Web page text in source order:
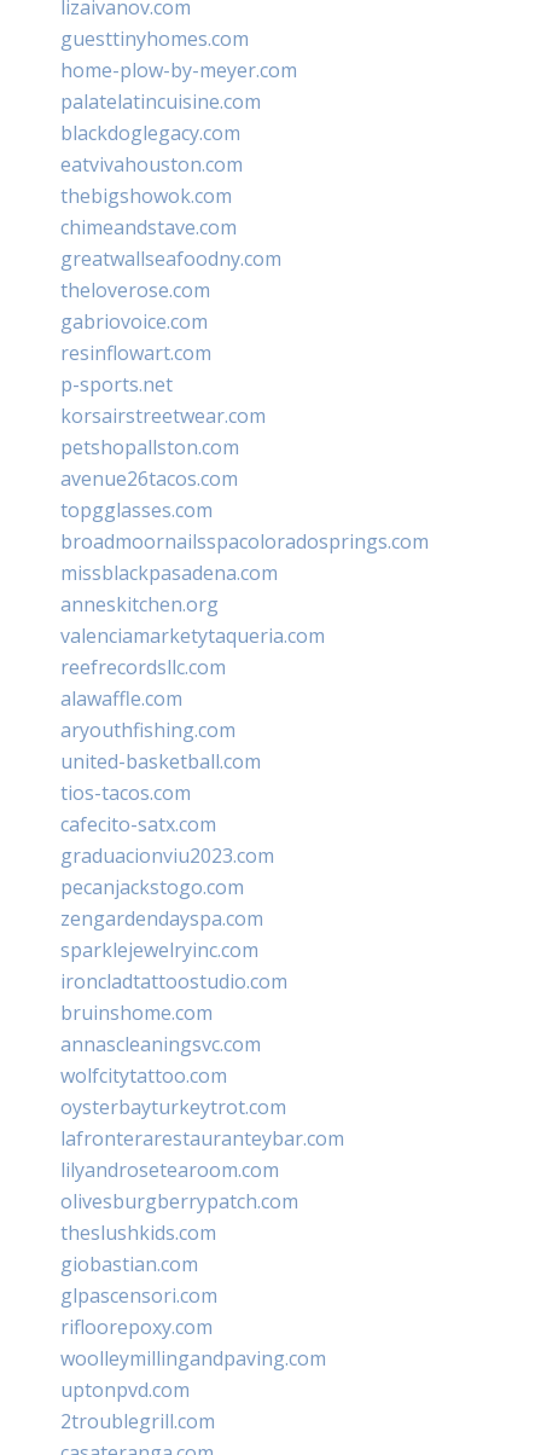
lizaivanov.com
guesttinyhomes.com
home-plow-by-meyer.com
palatelatincuisine.com
blackdoglegacy.com
eatvivahouston.com
thebigshowok.com
chimeandstave.com
greatwallseafoodny.com
theloverose.com
gabriovoice.com
resinflowart.com
p-sports.net
korsairstreetwear.com
petshopallston.com
avenue26tacos.com
topgglasses.com
broadmoornailsspacoloradosprings.com
missblackpasadena.com
anneskitchen.org
valenciamarketytaqueria.com
reefrecordsllc.com
alawaffle.com
aryouthfishing.com
united-basketball.com
tios-tacos.com
cafecito-satx.com
graduacionviu2023.com
pecanjackstogo.com
zengardendayspa.com
sparklejewelryinc.com
ironcladtattoostudio.com
bruinshome.com
annascleaningsvc.com
wolfcitytattoo.com
oysterbayturkeytrot.com
lafronterarestauranteybar.com
lilyandrosetearoom.com
olivesburgberrypatch.com
theslushkids.com
giobastian.com
glpascensori.com
rifloorepoxy.com
woolleymillingandpaving.com
uptonpvd.com
2troublegrill.com